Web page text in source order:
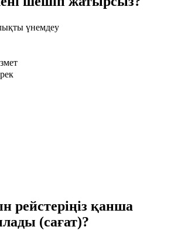
үнемдеу
рейстеріңіз қанша
(сағат)?